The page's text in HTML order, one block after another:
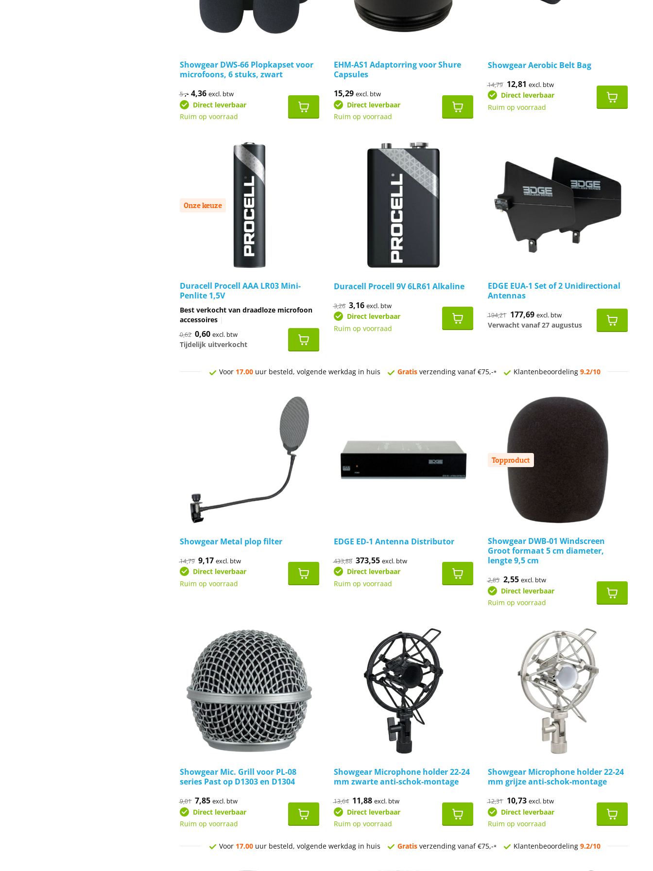
Showgear DWS-66 Plopkapset voor
microfoons, 6 stuks, zwart
5 ,- Oorspronkelijke
prijs
was:
€5,-.
4,36Huidige
is:
€4,36.
excl. btw
Direct leverbaar
Ruim op voorraad
EHM-AS1 Adaptorring voor Shure
Capsules
15,29 excl. btw
Direct leverbaar
Ruim op voorraad
Showgear Aerobic Belt Bag
14,79 Oorspronkelijke
prijs
was:
12,81 Huidige
prijs
is:
€12,81.
excl. btw
Direct leverbaar
Ruim op voorraad
Onze keuze
Duracell Procell AAA LR03 Mini-
Penlite 1,5V
Best verkocht van draadloze microfoon
accessoires|
0,62 Oorspronkelijke
prijs
was:
0,60Huidige
prijs
is:
excl. btw
Tijdelijk uitverkocht
Duracell Procell 9V 6LR61 Alkaline
3,26 Oorspronkelijke
prijs
was:
3,16Huidige
prijs
is:
excl. btw
Direct leverbaar
Ruim op voorraad
EDGE EUA-1 Set of 2 Unidirectional
Antennas
194,21 Oorspronkelijke
prijs
was:
177,69Huidige
prijs
is:
excl. btw
Verwacht vanaf 27 augustus
Voor 17.00 uur besteld, volgende werkdag in huis Gratis verzending vanaf €75,-* Klantenbeoordeling 9.2/10
Showgear Metal plop filter
14,79 Oorspronkelijke
prijs
was:
9,17Huidige
prijs
is:
excl. btw
Direct leverbaar
Ruim op voorraad
EDGE ED-1 Antenna Distributor
433,88 Oorspronkelijke
prijs
was:
373,55Huidige
prijs
is:
€373,55.
excl. btw
Direct leverbaar
Ruim op voorraad
Topproduct
Showgear DWB-01 Windscreen
Groot formaat 5 cm diameter,
lengte 9,5 cm
2,85 Oorspronkelijke
prijs
was:
€2,85.
2,55Huidige
is:
€2,55.
excl. btw
Direct leverbaar
Ruim op voorraad
Showgear Mic. Grill voor PL-08
series Past op D1303 en D1304
9,01 Oorspronkelijke
prijs
was:
€9,01.
7,85Huidige
is:
€7,85.
excl. btw
Direct leverbaar
Ruim op voorraad
Showgear Microphone holder 22-24
mm zwarte anti-schok-montage
13,64 Oorspronkelijke
prijs
was:
€13,64.
11,88Huidige
is:
€11,88.
excl. btw
Direct leverbaar
Ruim op voorraad
Showgear Microphone holder 22-24
mm grijze anti-schok-montage
12,31 Oorspronkelijke
prijs
was:
€12,31.
10,73Huidige
is:
€10,73.
excl. btw
Direct leverbaar
Ruim op voorraad
Voor 17.00 uur besteld, volgende werkdag in huis Gratis verzending vanaf €75,-* Klantenbeoordeling 9.2/10